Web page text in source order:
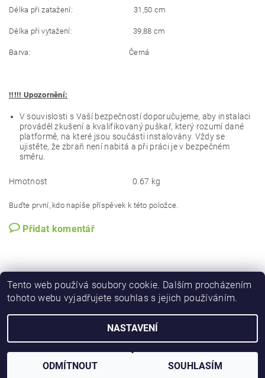
Délka při zatažení: 31,50 cm
Délka při vytažení: 39,88 cm
Barva: Černá
!!!!! Upozornění:
V souvislosti s Vaší bezpečností doporučujeme, aby instalaci
prováděl zkušení a kvalifikovaný puškař, který rozumí dané
platformě, na které jsou součásti instalovány. Vždy se
ujistěte, že zbraň není nabitá a při práci je v bezpečném
směru.
Hmotnost 0.67 kg
Buďte první, kdo napíše příspěvek k této položce.
Přidat komentář
2026 © iforester.cz, všechna práva vyhrazenaUpravit nastavení cookies
Tento web používá soubory cookie. Dalším procházením
tohoto webu vyjadřujete souhlas s jejich používáním.
NASTAVENÍ
ODMÍTNOUT SOUHLASÍM